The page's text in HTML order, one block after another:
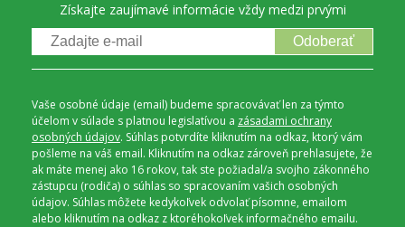
Získajte zaujímavé informácie vždy medzi prvými
Odoberať
Vaše osobné údaje (email) budeme spracovávať len za týmto
účelom v súlade s platnou legislatívou a zásadami ochrany
osobných údajov. Súhlas potvrdíte kliknutím na odkaz, ktorý vám
pošleme na váš email. Kliknutím na odkaz zároveň prehlasujete, že
ak máte menej ako 16 rokov, tak ste požiadal/a svojho zákonného
zástupcu (rodiča) o súhlas so spracovaním vašich osobných
údajov. Súhlas môžete kedykoľvek odvolať písomne, emailom
alebo kliknutím na odkaz z ktoréhokoľvek informačného emailu.